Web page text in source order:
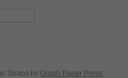
Snaps by Graph Paper Press